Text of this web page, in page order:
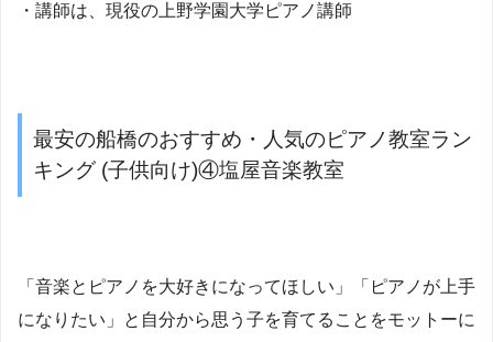
・講師は、現役の上野学園大学ピアノ講師
最安の船橋のおすすめ・人気のピアノ教室ラン
キング (子供向け)④塩屋音楽教室
「音楽とピアノを大好きになってほしい」「ピアノが上手
になりたい」と自分から思う子を育てることをモットーに